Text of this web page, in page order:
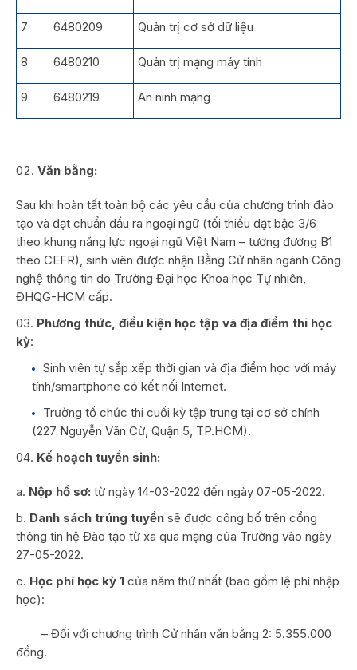
7 6480209 Quản trị cơ sở dữ liệu
8 6480210 Quản trị mạng máy tính
9 6480219 An ninh mạng
Văn bằng:
Sau khi hoàn tất toàn bộ các yêu cầu của chương trình đào
tạo và đạt chuẩn đầu ra ngoại ngữ (tối thiểu đạt bậc 3/6
theo khung năng lực ngoại ngữ Việt Nam – tương đương B1
theo CEFR), sinh viên được nhận Bằng Cử nhân ngành Công
nghệ thông tin do Trường Đại học Khoa học Tự nhiên,
ĐHQG-HCM cấp.
Phương thức, điều kiện học tập và địa điểm thi học
kỳ:
Sinh viên tự sắp xếp thời gian và địa điểm học với máy
tính/smartphone có kết nối Internet.
Trường tổ chức thi cuối kỳ tập trung tại cơ sở chính
(227 Nguyễn Văn Cừ, Quận 5, TP.HCM).
Kế hoạch tuyển sinh:
Nộp hồ sơ: từ ngày 14-03-2022 đến ngày 07-05-2022.
Danh sách trúng tuyển sẽ được công bố trên cổng
thông tin hệ Đào tạo từ xa qua mạng của Trường vào ngày
27-05-2022.
Học phí học kỳ 1 của năm thứ nhất (bao gồm lệ phí nhập
học):
– Đối với chương trình Cử nhân văn bằng 2: 5.355.000
đồng.